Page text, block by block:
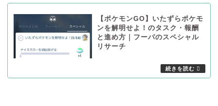
【ポケモンGO】いたずらポケモ
ンを解明せよ！のタスク・報酬
と進め方｜フーパのスペシャル
リサーチ